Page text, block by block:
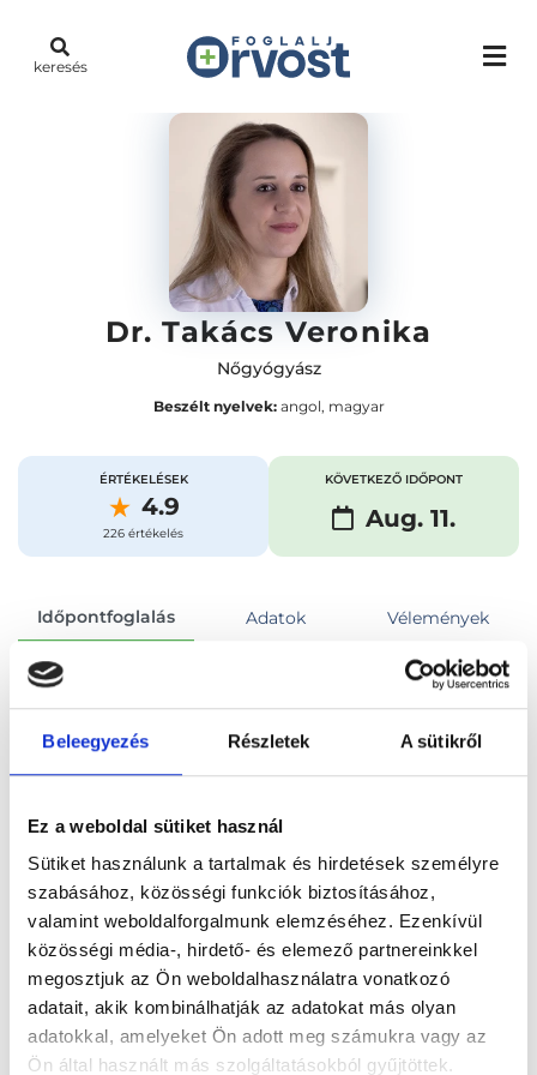
Beleegyezés Részletek A sütikről
Ez a weboldal sütiket használ
Sütiket használunk a tartalmak és hirdetések személyre
szabásához, közösségi funkciók biztosításához,
valamint weboldalforgalmunk elemzéséhez. Ezenkívül
közösségi média-, hirdető- és elemező partnereinkkel
megosztjuk az Ön weboldalhasználatra vonatkozó
adatait, akik kombinálhatják az adatokat más olyan
adatokkal, amelyeket Ön adott meg számukra vagy az
Ön által használt más szolgáltatásokból gyűjtöttek.
keresés
Dr. Takács Veronika
Nőgyógyász
Beszélt nyelvek:angol, magyar
ÉRTÉKELÉSEK
4.9
226 értékelés
KÖVETKEZŐ IDŐPONT
Aug. 11.
Időpontfoglalás Adatok Vélemények
Foglalj időpontot
Összes szakterület
Főoldal Orvosok Nőgyógyász
Nőgyógyász, Budapest, VIII. kerület
Dr. Takács Veronika